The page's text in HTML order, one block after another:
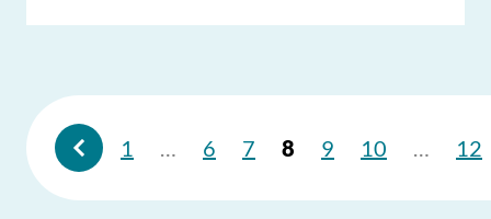
1 6 7 8 9 10 12